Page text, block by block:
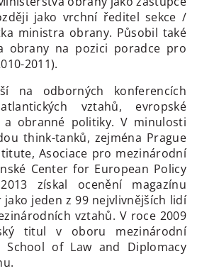
jako vrchní ředitel sekce /
ministra obrany. Působil také
obrany na pozici poradce pro
2011).
na odborných konferencích
vztahů, evropské
a obranné politiky. V minulosti
think-tanků, zejména Prague
Asociace pro mezinárodní
Center for European Policy
získal ocenění magazínu
jeden z 99 nejvlivnějších lidí
vztahů. V roce 2009
titul v oboru mezinárodní
School of Law and Diplomacy